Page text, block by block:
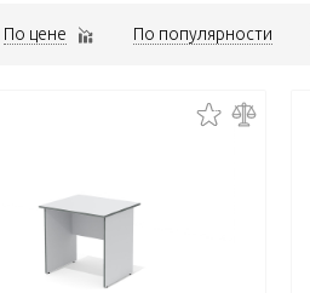
По цене По популярности